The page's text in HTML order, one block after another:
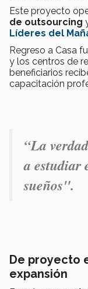
Este proyecto
de outsourcing
Líderes del
Regreso a Casa
y los centros de
beneficiarios
capacitación
“La
a estudiar
sueños".
De proyecto
expansión